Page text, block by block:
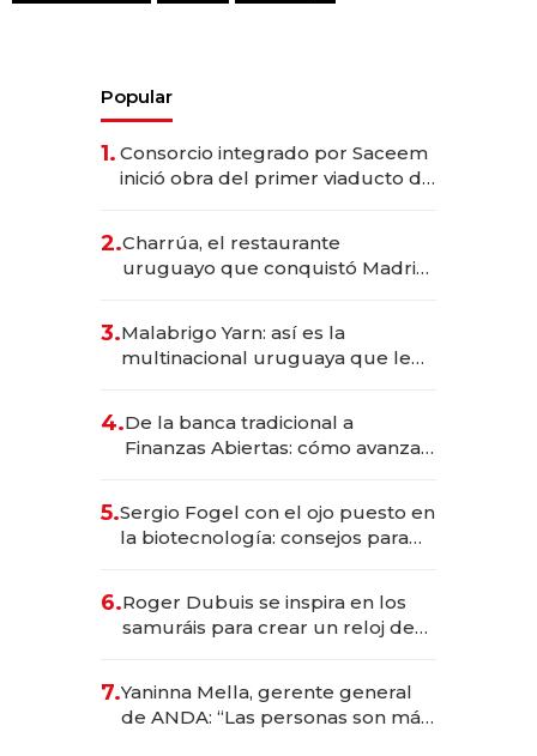
Popular
1. Consorcio integrado por Saceem
inició obra del primer viaducto de
millones
2.Charrúa, el restaurante
uruguayo que conquistó Madrid:
anticipación y prepara apertura
3.Malabrigo Yarn: así es la
multinacional uruguaya que le
4.De la banca tradicional a
Finanzas Abiertas: cómo avanza
5.Sergio Fogel con el ojo puesto en
la biotecnología: consejos para
6.Roger Dubuis se inspira en los
samuráis para crear un reloj de
7.Yaninna Mella, gerente general
de ANDA: “Las personas son más